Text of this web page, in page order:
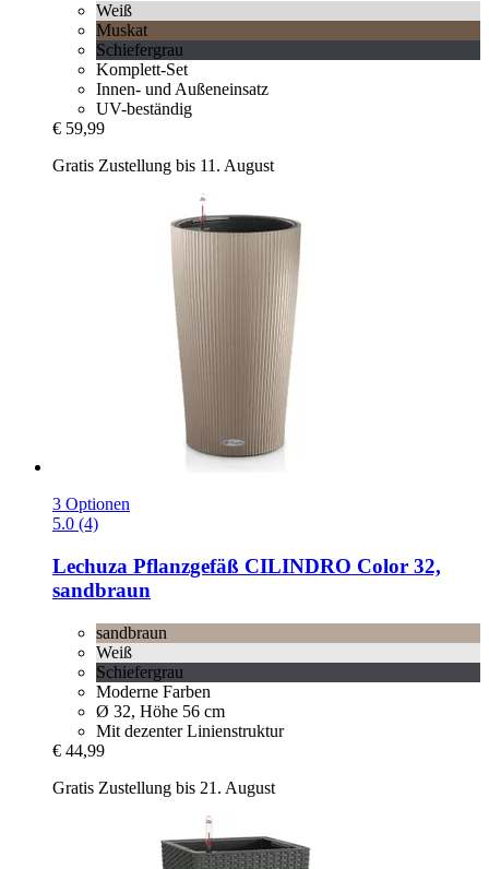
Weiß
Muskat
Schiefergrau
Komplett-Set
Innen- und Außeneinsatz
UV-beständig
€ 59,99
Gratis Zustellung bis 11. August
3 Optionen
5.0 (4)
Lechuza Pflanzgefäß CILINDRO Color 32,
sandbraun
sandbraun
Weiß
Schiefergrau
Moderne Farben
Ø 32, Höhe 56 cm
Mit dezenter Linienstruktur
€ 44,99
Gratis Zustellung bis 21. August